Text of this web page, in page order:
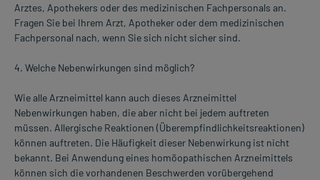
Arztes, Apothekers oder des medizinischen Fachpersonals an.
Fragen Sie bei Ihrem Arzt, Apotheker oder dem medizinischen
Fachpersonal nach, wenn Sie sich nicht sicher sind.
4. Welche Nebenwirkungen sind möglich?
Wie alle Arzneimittel kann auch dieses Arzneimittel
Nebenwirkungen haben, die aber nicht bei jedem auftreten
müssen. Allergische Reaktionen (Überempfindlichkeitsreaktionen)
können auftreten. Die Häufigkeit dieser Nebenwirkung ist nicht
bekannt. Bei Anwendung eines homöopathischen Arzneimittels
können sich die vorhandenen Beschwerden vorübergehend